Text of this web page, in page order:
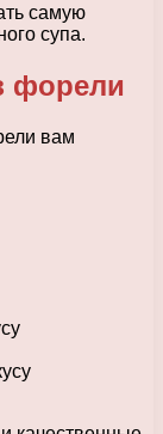
самую
супа.
форели
вам